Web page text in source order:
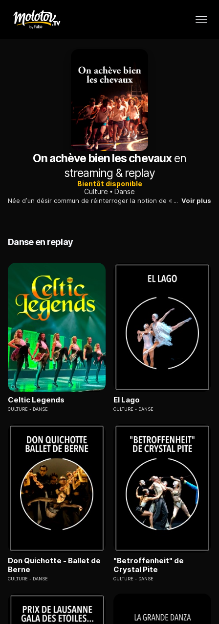
On achève bien les chevauxen
streaming & replay
Bientôt disponible
Culture
Danse
Née d’un désir commun de réinterroger la notion de « danse-théâtre », cette création d’ampleur inédite réunit Bruno Bouché, chorégraphe et directeur artistique du CCN • Ballet de l’Opéra national du Rhin, Daniel San Pedro et Clément Hervieu-Léger, à la tête de la Compagnie des Petits Champs. Voir plus
Danse en replay
Celtic Legends
CULTURE DANSE
El Lago
CULTURE DANSE
Don Quichotte - Ballet de
Berne
CULTURE DANSE
"Betroffenheit" de
Crystal Pite
CULTURE DANSE